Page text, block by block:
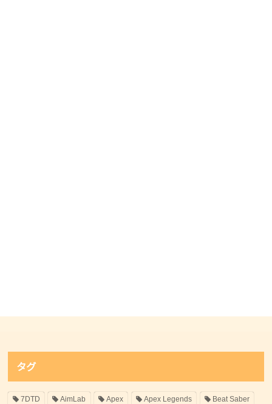
タグ
7DTD AimLab Apex Apex Legends Beat Saber